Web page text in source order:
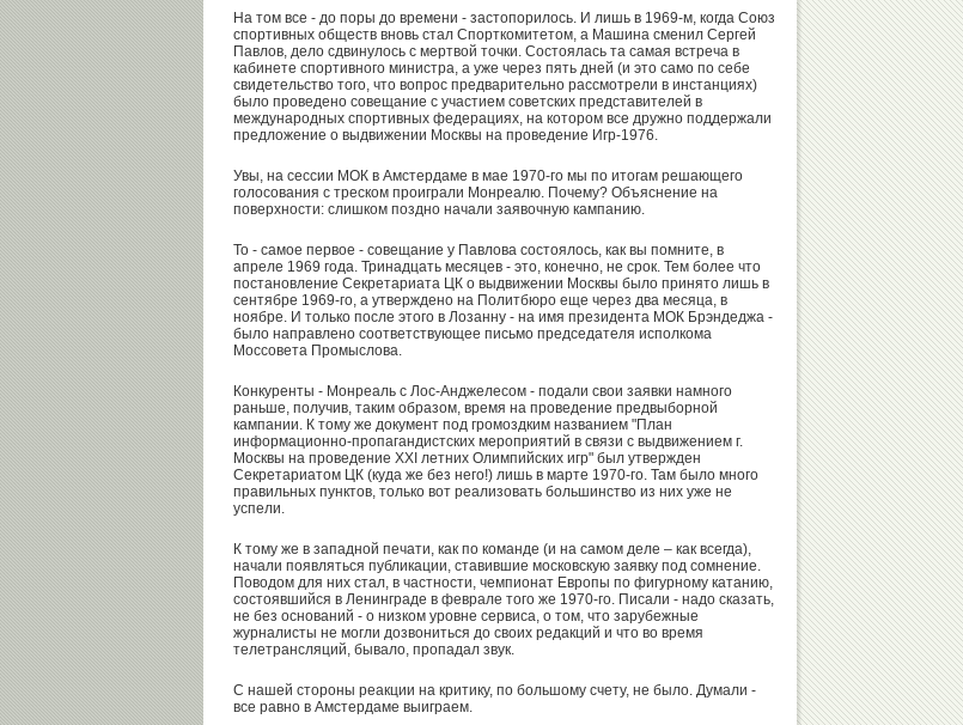
На том все - до поры до времени - застопорилось. И лишь в 1969-м, когда Союз
спортивных обществ вновь стал Спорткомитетом, а Машина сменил Сергей
Павлов, дело сдвинулось с мертвой точки. Состоялась та самая встреча в
кабинете спортивного министра, а уже через пять дней (и это само по себе
свидетельство того, что вопрос предварительно рассмотрели в инстанциях)
было проведено совещание с участием советских представителей в
международных спортивных федерациях, на котором все дружно поддержали
предложение о выдвижении Москвы на проведение Игр-1976.
Увы, на сессии МОК в Амстердаме в мае 1970-го мы по итогам решающего
голосования с треском проиграли Монреалю. Почему? Объяснение на
поверхности: слишком поздно начали заявочную кампанию.
То - самое первое - совещание у Павлова состоялось, как вы помните, в
апреле 1969 года. Тринадцать месяцев - это, конечно, не срок. Тем более что
постановление Секретариата ЦК о выдвижении Москвы было принято лишь в
сентябре 1969-го, а утверждено на Политбюро еще через два месяца, в
ноябре. И только после этого в Лозанну - на имя президента МОК Брэндеджа -
было направлено соответствующее письмо председателя исполкома
Моссовета Промыслова.
Конкуренты - Монреаль с Лос-Анджелесом - подали свои заявки намного
раньше, получив, таким образом, время на проведение предвыборной
кампании. К тому же документ под громоздким названием "План
информационно-пропагандистских мероприятий в связи с выдвижением г.
Москвы на проведение ХХI летних Олимпийских игр" был утвержден
Секретариатом ЦК (куда же без него!) лишь в марте 1970-го. Там было много
правильных пунктов, только вот реализовать большинство из них уже не
успели.
К тому же в западной печати, как по команде (и на самом деле – как всегда),
начали появляться публикации, ставившие московскую заявку под сомнение.
Поводом для них стал, в частности, чемпионат Европы по фигурному катанию,
состоявшийся в Ленинграде в феврале того же 1970-го. Писали - надо сказать,
не без оснований - о низком уровне сервиса, о том, что зарубежные
журналисты не могли дозвониться до своих редакций и что во время
телетрансляций, бывало, пропадал звук.
С нашей стороны реакции на критику, по большому счету, не было. Думали -
все равно в Амстердаме выиграем.
Валерий
Резанцев
Дмитрий
Билозерчев
Татьяна
Голдобина
Алла
Шишкина
Людмила
Титова